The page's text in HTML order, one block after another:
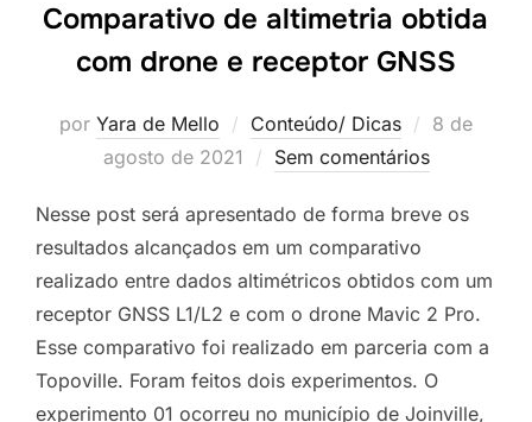
Comparativo de altimetria obtida
com drone e receptor GNSS
por Yara de Mello Conteúdo/ Dicas
8 de
agosto de 2021
Sem comentários
Nesse post será apresentado de forma breve os
resultados alcançados em um comparativo
realizado entre dados altimétricos obtidos com um
receptor GNSS L1/L2 e com o drone Mavic 2 Pro.
Esse comparativo foi realizado em parceria com a
Topoville. Foram feitos dois experimentos. O
experimento 01 ocorreu no município de Joinville,